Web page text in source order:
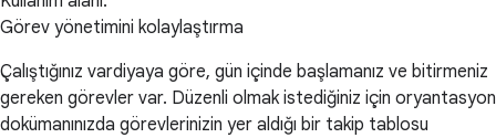
Görev yönetimini kolaylaştırma
Çalıştığınız vardiyaya göre, gün içinde başlamanız ve bitirmeniz
gereken görevler var. Düzenli olmak istediğiniz için oryantasyon
dokümanınızda görevlerinizin yer aldığı bir takip tablosu